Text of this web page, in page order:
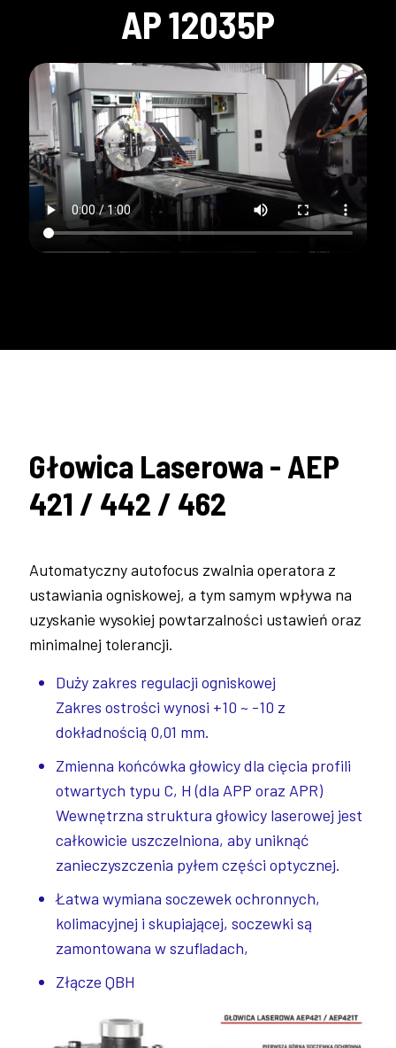
AP 12035P
Głowica Laserowa - AEP
421 / 442 / 462
Automatyczny autofocus zwalnia operatora z
ustawiania ogniskowej, a tym samym wpływa na
uzyskanie wysokiej powtarzalności ustawień oraz
minimalnej tolerancji.
Duży zakres regulacji ogniskowej
Zakres ostrości wynosi +10 ~ -10 z
dokładnością 0,01 mm.
Zmienna końcówka głowicy dla cięcia profili
otwartych typu C, H (dla APP oraz APR)
Wewnętrzna struktura głowicy laserowej jest
całkowicie uszczelniona, aby uniknąć
zanieczyszczenia pyłem części optycznej.
Łatwa wymiana soczewek ochronnych,
kolimacyjnej i skupiającej, soczewki są
zamontowana w szufladach,
Złącze QBH